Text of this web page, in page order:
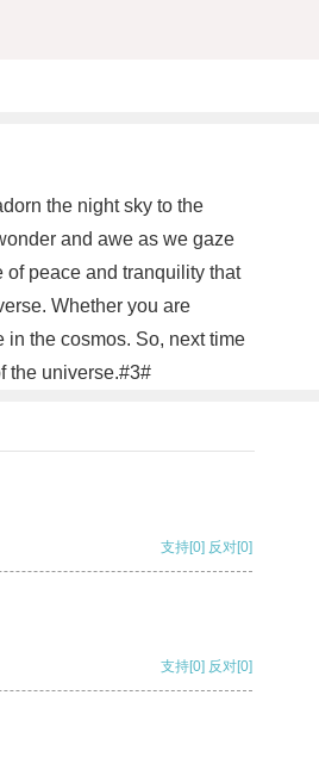
the night sky to the
and awe as we gaze
of peace and tranquility that
Whether you are
the cosmos. So, next time
the universe.#3#
支持[0] 反对[0]
支持[0] 反对[0]